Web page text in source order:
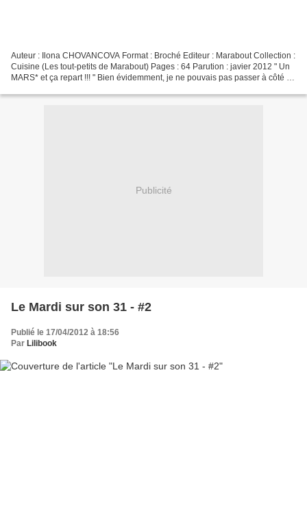
Auteur : Ilona CHOVANCOVA Format : Broché Editeur : Marabout Collection :
Cuisine (Les tout-petits de Marabout) Pages : 64 Parution : javier 2012 " Un
MARS* et ça repart !!! " Bien évidemment, je ne pouvais pas passer à côté de
Publicité
Le Mardi sur son 31 - #2
Publié le 17/04/2012 à 18:56
Par Lilibook